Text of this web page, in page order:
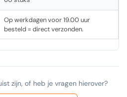
Op werkdagen voor 19.00 uur
besteld = direct verzonden.
zijn, of heb je vragen hierover?